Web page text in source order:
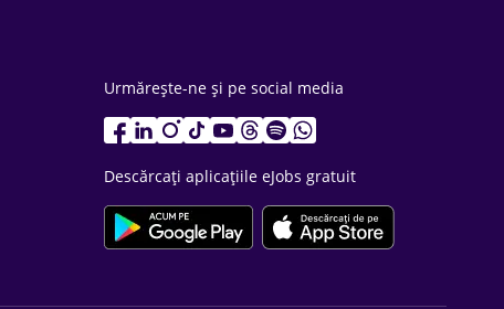
Urmărește-ne și pe social media
Descărcați aplicațiile eJobs gratuit